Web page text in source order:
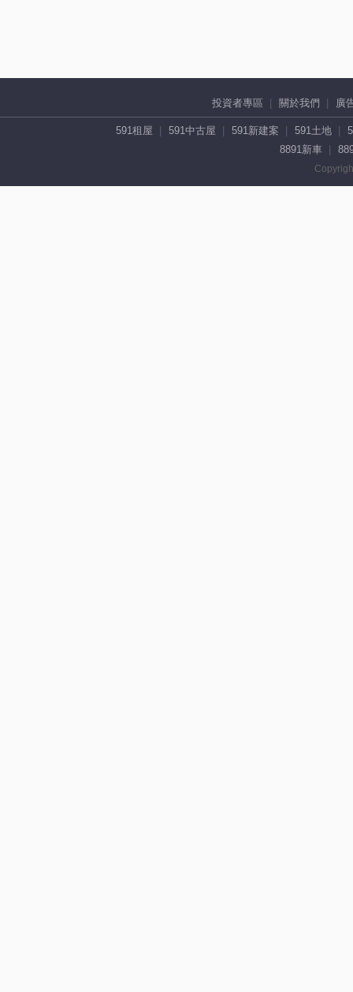
投資者專區 關於我們 廣
591租屋 591中古屋 591新建案 591土地
8891新車